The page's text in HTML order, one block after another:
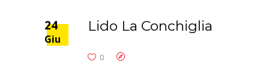
24
Giu
Lido La Conchiglia
0